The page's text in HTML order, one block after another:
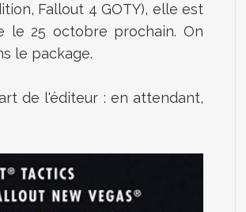
Fallout 4 GOTY), elle est
le 25 octobre prochain. On
le package.
de l'éditeur : en attendant,